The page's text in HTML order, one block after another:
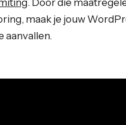
. Door die
maak je jouw
aanvallen.